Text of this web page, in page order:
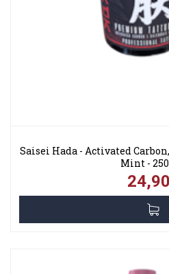
Saisei Hada - Activated
Mint -